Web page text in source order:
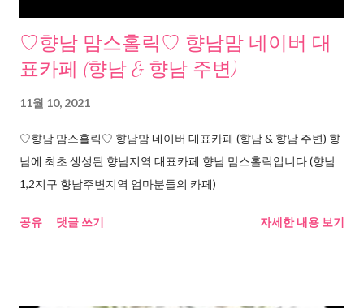
♡향남 맘스홀릭♡ 향남맘 네이버 대
표카페 (향남 & 향남 주변)
11월 10, 2021
♡향남 맘스홀릭♡ 향남맘 네이버 대표카페 (향남 & 향남 주변) 향
남에 최초 생성된 향남지역 대표카페 향남 맘스홀릭입니다 (향남
1,2지구 향남주변지역 엄마분들의 카페)
공유 댓글 쓰기 자세한 내용 보기